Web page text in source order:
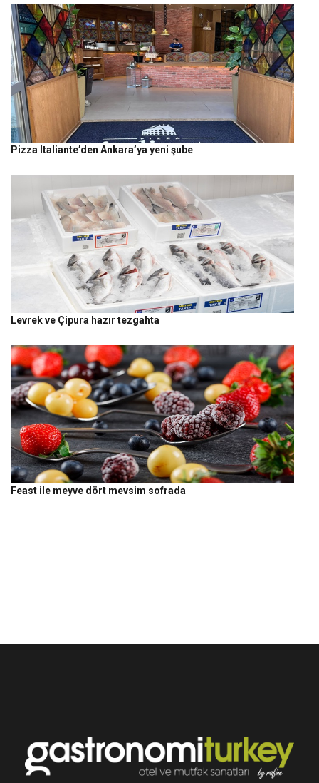
Pizza Italiante’den Ankara’ya yeni şube
Levrek ve Çipura hazır tezgahta
Feast ile meyve dört mevsim sofrada